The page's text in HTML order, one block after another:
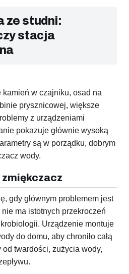
ze studni:
stacja
w czajniku, osad na
prysznicowej, większe
z urządzeniami
pokazuje głównie wysoką
są w porządku, dobrym
wody.
gdy głównym problemem jest
ma istotnych przekroczeń
Urządzenie montuje
do domu, aby chroniło całą
twardości, zużycia wody,